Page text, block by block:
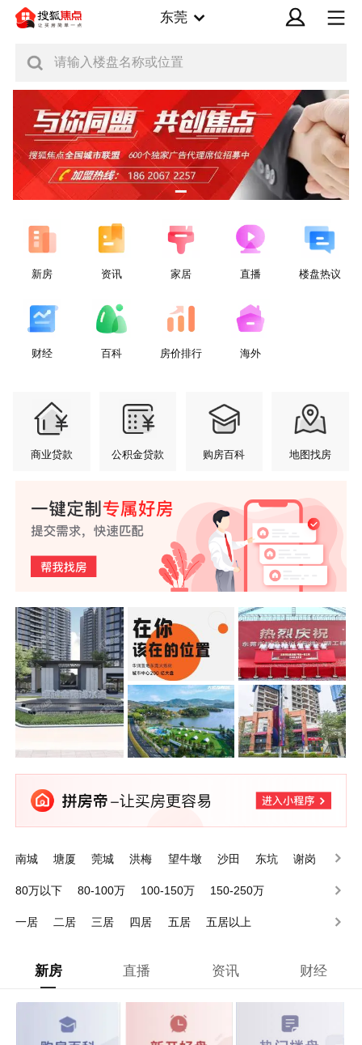
东莞
请输入楼盘名称或位置
新房 资讯 家居 直播 楼盘热议
财经 百科 房价排行 海外
商业贷款 公积金贷款 购房百科 地图找房
南城 塘厦 莞城 洪梅 望牛墩 沙田 东坑
谢岗
80万以下
80-100万 100-150万
150-250万
一居
二居 三居 四居 五居 五居以上
新房 直播 资讯 财经